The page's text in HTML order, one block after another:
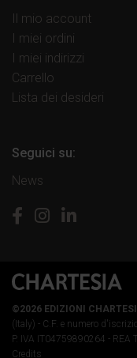
Il mio account
I miei ordini
I miei indirizzi
Carrello
Lista dei desideri
Seguici su:
News
©2026 EDIZIONI
(Italy) - C.F. e numero
P. IVA IT04759890264 - REA
Credits